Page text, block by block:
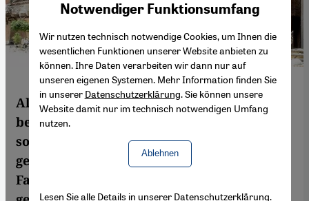
Als "Pianist aus den Trümmern" ist er
berühmt geworden, aber Aeham Ahmad ist
so viel mehr als das: Mittlerweile ist er ein
gefragter Musiker und hat mit seiner
Familie in Wiesbaden ein neues Zuhause
Notwendiger Funktionsumfang
Wir nutzen technisch notwendige Cookies, um Ihnen die
wesentlichen Funktionen unserer Website anbieten zu
können. Ihre Daten verarbeiten wir dann nur auf
unseren eigenen Systemen. Mehr Information finden Sie
in unserer Datenschutzerklärung. Sie können unsere
Website damit nur im technisch notwendigen Umfang
nutzen.
Ablehnen
Google Maps Embed
Lesen Sie alle Details in unserer Datenschutzerklärung.